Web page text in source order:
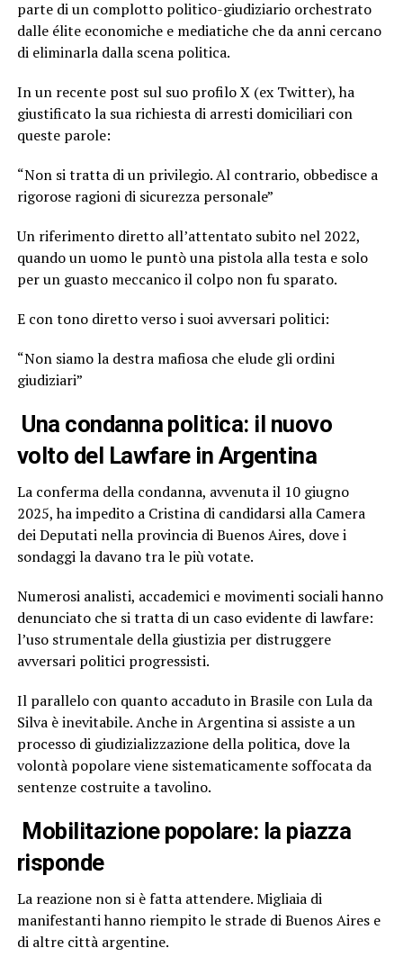
parte di un complotto politico-giudiziario orchestrato
dalle élite economiche e mediatiche che da anni cercano
di eliminarla dalla scena politica.
In un recente post sul suo profilo X (ex Twitter), ha
giustificato la sua richiesta di arresti domiciliari con
queste parole:
“Non si tratta di un privilegio. Al contrario, obbedisce a
rigorose ragioni di sicurezza personale”
Un riferimento diretto all’attentato subito nel 2022,
quando un uomo le puntò una pistola alla testa e solo
per un guasto meccanico il colpo non fu sparato.
E con tono diretto verso i suoi avversari politici:
“Non siamo la destra mafiosa che elude gli ordini
giudiziari”
Una condanna politica: il nuovo
volto del Lawfare in Argentina
La conferma della condanna, avvenuta il 10 giugno
2025, ha impedito a Cristina di candidarsi alla Camera
dei Deputati nella provincia di Buenos Aires, dove i
sondaggi la davano tra le più votate.
Numerosi analisti, accademici e movimenti sociali hanno
denunciato che si tratta di un caso evidente di lawfare:
l’uso strumentale della giustizia per distruggere
avversari politici progressisti.
Il parallelo con quanto accaduto in Brasile con Lula da
Silva è inevitabile. Anche in Argentina si assiste a un
processo di giudizializzazione della politica, dove la
volontà popolare viene sistematicamente soffocata da
sentenze costruite a tavolino.
Mobilitazione popolare: la piazza
risponde
La reazione non si è fatta attendere. Migliaia di
manifestanti hanno riempito le strade di Buenos Aires e
di altre città argentine.